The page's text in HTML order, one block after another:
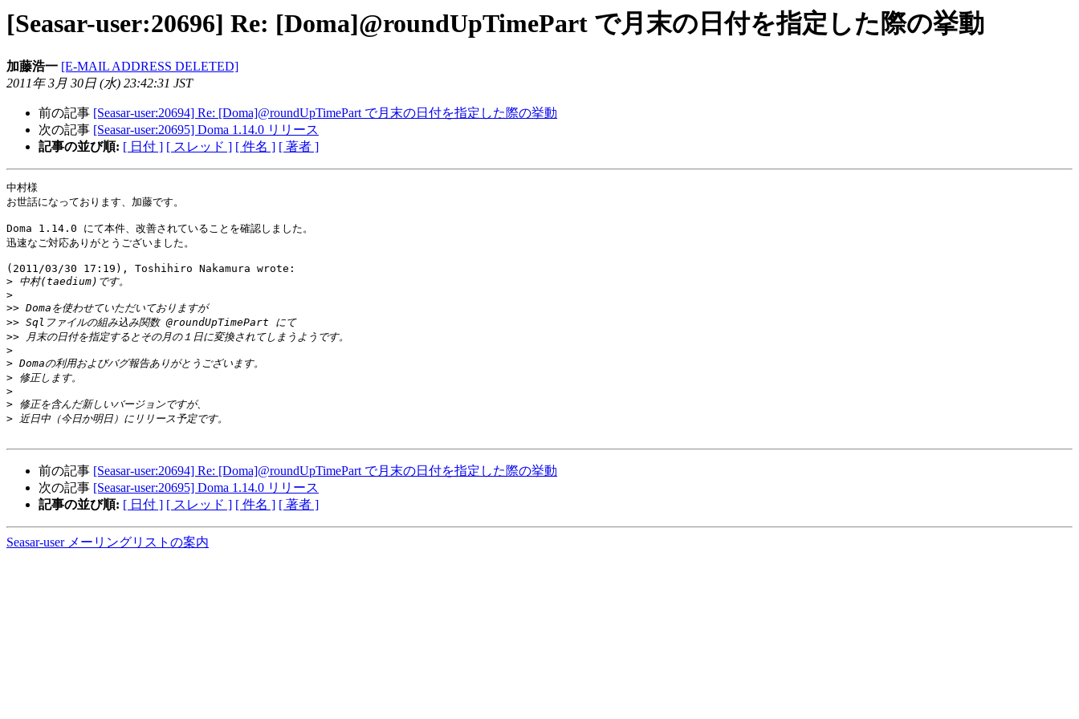
[Seasar-user:20696] Re: [Doma]@roundUpTimePart で月末の日付を指定した際の挙動
加藤浩一 [E-MAIL ADDRESS DELETED]
2011年 3月 30日 (水) 23:42:31 JST
前の記事 [Seasar-user:20694] Re: [Doma]@roundUpTimePart で月末の日付を指定した際の挙動
次の記事 [Seasar-user:20695] Doma 1.14.0 リリース
記事の並び順: [ 日付 ] [ スレッド ] [ 件名 ] [ 著者 ]
中村様
お世話になっております、加藤です。
Doma 1.14.0 にて本件、改善されていることを確認しました。
迅速なご対応ありがとうございました。
(2011/03/30 17:19), Toshihiro Nakamura wrote:
>
>
>>
>>
>>
>
>
>
>
>
>
前の記事 [Seasar-user:20694] Re: [Doma]@roundUpTimePart で月末の日付を指定した際の挙動
次の記事 [Seasar-user:20695] Doma 1.14.0 リリース
記事の並び順: [ 日付 ] [ スレッド ] [ 件名 ] [ 著者 ]
Seasar-user メーリングリストの案内